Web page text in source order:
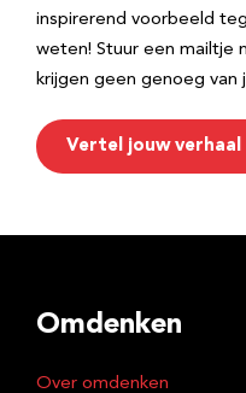
inspirerend voorbeeld
weten! Stuur een mailtje
krijgen geen genoeg van
Vertel jouw verhaal
Omdenken
Over omdenken